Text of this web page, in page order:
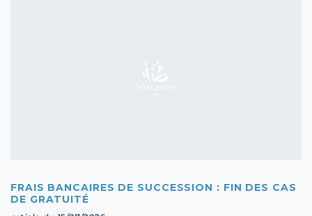
FRAIS BANCAIRES DE SUCCESSION : FIN DES CAS
DE GRATUITÉ